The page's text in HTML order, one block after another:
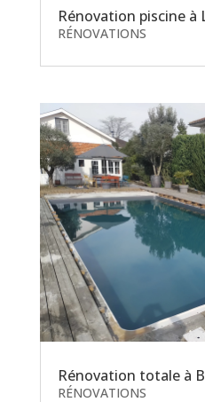
Rénovation piscine à
RÉNOVATIONS
Rénovation totale à
RÉNOVATIONS